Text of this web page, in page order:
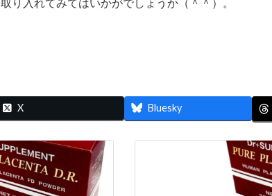
り入れてみてはいかがでしょうか（＾＾）。
X Bluesky